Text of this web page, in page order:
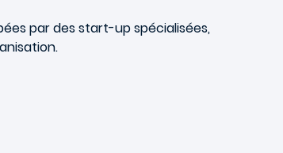
par des start-up spécialisées,